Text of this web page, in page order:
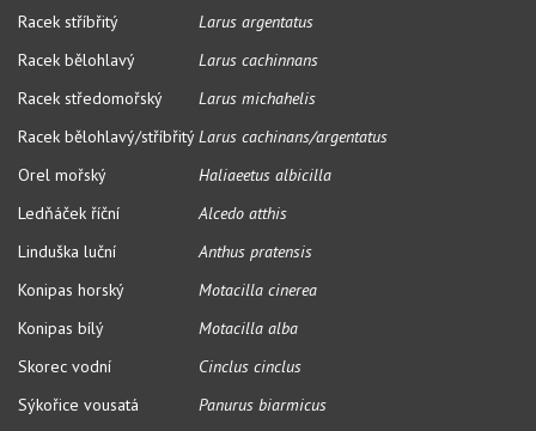
Racek stříbřitý
Larus argentatus
Racek bělohlavý
Larus cachinnans
Racek středomořský
Larus michahelis
Racek bělohlavý/stříbřitý Larus cachinans/argentatus
Orel mořský
Haliaeetus albicilla
Ledňáček říční
Alcedo atthis
Linduška luční
Anthus pratensis
Konipas horský
Motacilla cinerea
Konipas bílý
Motacilla alba
Skorec vodní
Cinclus cinclus
Sýkořice vousatá
Panurus biarmicus